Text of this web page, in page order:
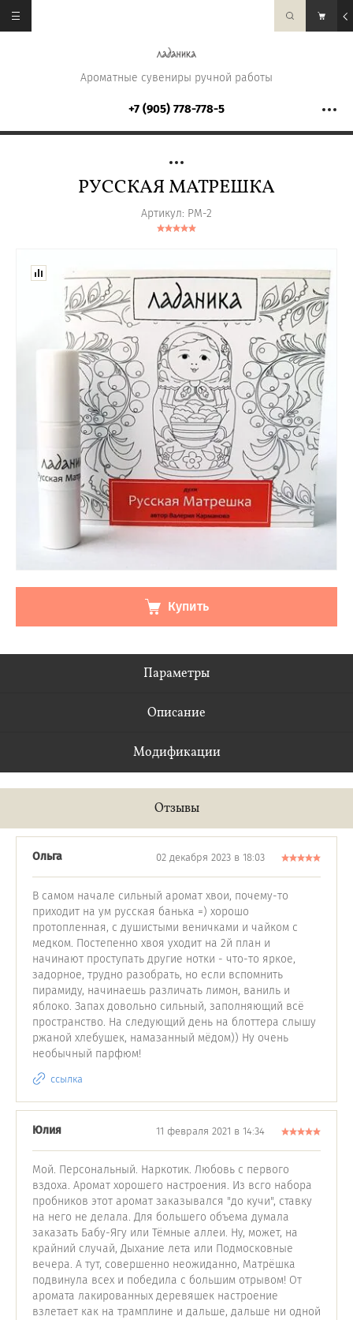
Ароматные сувениры ручной работы
+7 (905) 778-778-5
РУССКАЯ МАТРЕШКА
Артикул: РМ-2
Купить
Параметры
Описание
Модификации
Отзывы
Ольга 02 декабря 2023 в 18:03
В самом начале сильный аромат хвои, почему-то
приходит на ум русская банька =) хорошо
протопленная, с душистыми веничками и чайком с
медком. Постепенно хвоя уходит на 2й план и
начинают проступать другие нотки - что-то яркое,
задорное, трудно разобрать, но если вспомнить
пирамиду, начинаешь различать лимон, ваниль и
яблоко. Запах довольно сильный, заполняющий всё
пространство. На следующий день на блоттера слышу
ржаной хлебушек, намазанный мёдом)) Ну очень
необычный парфюм!
ссылка
Юлия 11 февраля 2021 в 14:34
Мой. Персональный. Наркотик. Любовь с первого
вздоха. Аромат хорошего настроения. Из всго набора
пробников этот аромат заказывался "до кучи", ставку
на него не делала. Для большего объема думала
заказать Бабу-Ягу или Тёмные аллеи. Ну, может, на
крайний случай, Дыхание лета или Подмосковные
вечера. А тут, совершенно неожиданно, Матрёшка
подвинула всех и победила с большим отрывом! От
аромата лакированных деревяшек настроение
взлетает как на трамплине и дальше, дальше ни одной